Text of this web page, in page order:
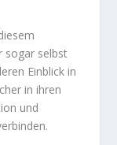
sogar selbst
Einblick in
in ihren
und